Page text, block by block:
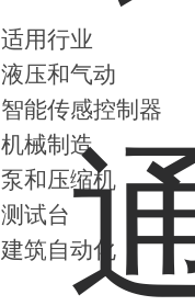
适用行业
液压和气动
智能传感控制器
机械制造
泵和压缩机
测试台
建筑自动化